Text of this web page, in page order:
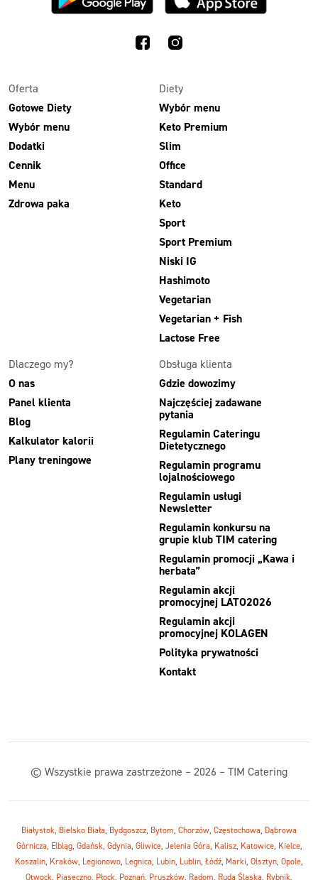
Oferta
Gotowe Diety
Wybór menu
Dodatki
Cennik
Menu
Zdrowa paka
Diety
Wybór menu
Keto Premium
Slim
Office
Standard
Keto
Sport
Sport Premium
Niski IG
Hashimoto
Vegetarian
Vegetarian + Fish
Lactose Free
Dlaczego my?
O nas
Panel klienta
Blog
Kalkulator kalorii
Plany treningowe
Obsługa klienta
Gdzie dowozimy
Najczęściej zadawane
pytania
Regulamin Cateringu
Dietetycznego
Regulamin programu
lojalnościowego
Regulamin usługi
Newsletter
Regulamin konkursu na
grupie klub TIM catering
Regulamin promocji „Kawa i
herbata”
Regulamin akcji
promocyjnej LATO2026
Regulamin akcji
promocyjnej KOLAGEN
Polityka prywatności
Kontakt
© Wszystkie prawa zastrzeżone – 2026 – TIM Catering
Białystok, Bielsko Biała, Bydgoszcz, Bytom, Chorzów, Częstochowa, Dąbrowa
Górnicza, Elbląg, Gdańsk, Gdynia, Gliwice, Jelenia Góra, Kalisz, Katowice, Kielce,
Koszalin, Kraków, Legionowo, Legnica, Lubin, Lublin, Łódź, Marki, Olsztyn, Opole,
Otwock, Piaseczno, Płock, Poznań, Pruszków, Radom, Ruda Śląska, Rybnik,